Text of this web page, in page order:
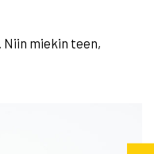
Niin miekin teen,